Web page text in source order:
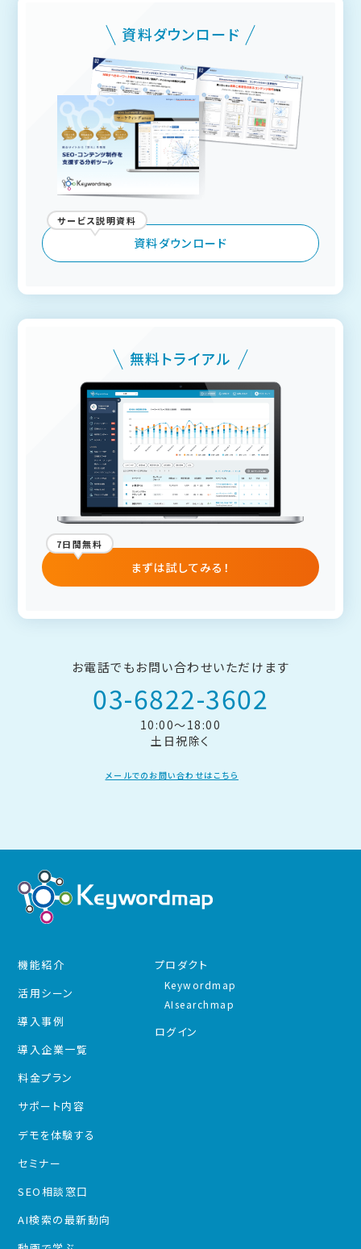
資料ダウンロード
資料ダウンロード
サービス説明資料
無料トライアル
まずは試してみる！
7日間無料
お電話でもお問い合わせいただけます
03-6822-3602
10:00～18:00
土日祝除く
メールでのお問い合わせはこちら
機能紹介
活用シーン
導入事例
導入企業一覧
料金プラン
サポート内容
デモを体験する
セミナー
SEO相談窓口
AI検索の最新動向
プロダクト
Keywordmap
AIsearchmap
ログイン